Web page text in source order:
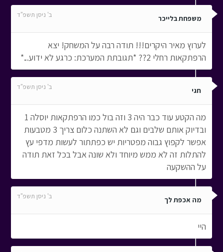
משפחת בלייכר ב' ניסן תשפ"ד
לערוץ מאיר היקרים!!! תודה רבה על המשחק! יצא
הרפתקאות רחלי 2?? *תגובתת המערכת: כרגע לא ידוע...*
חגי ב' ניסן תשפ"ד
מה הקטע עוד כבר היה 3 וזה בול כמו הרפתקאות יוסלה 1
ובדיוק אותם שלבים וגם לא השתנה כלום צריך 3 מטבעות
אפשר לקפוץ גבוה מפטריות יש כפתתור לעשות מדפי עץ
להתלות זה לא ממש מיוחד ולא שונה אבל בכל זאת תודה
על ההשקעה
מה אכפת לך ב' ניסן תשפ"ד
היי